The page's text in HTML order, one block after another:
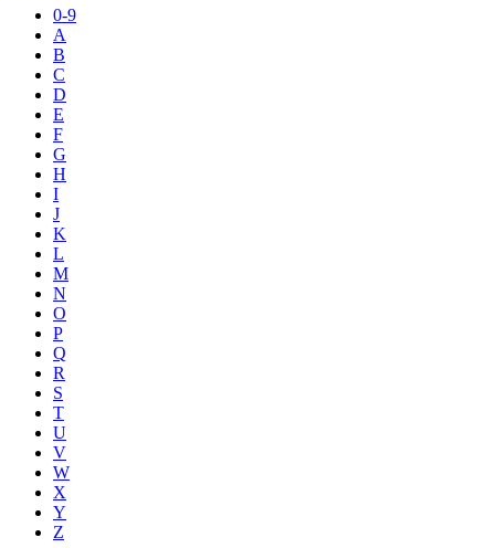
0-9
A
B
C
D
E
F
G
H
I
J
K
L
M
N
O
P
Q
R
S
T
U
V
W
X
Y
Z